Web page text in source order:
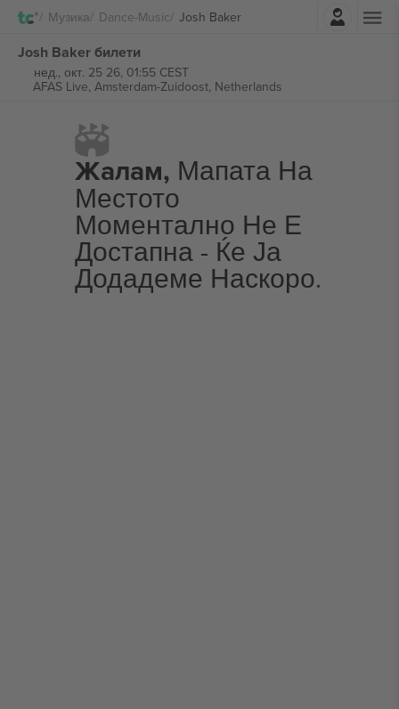
Музика Dance-Music Josh BakerНајави се
Josh Baker билети
нед., окт. 25 26, 01:55 CEST
AFAS Live, Amsterdam-Zuidoost, Netherlands
Жалам, Мапата На
Местото
Моментално Не Е
Достапна - Ќе Ја
Додадеме Наскоро.